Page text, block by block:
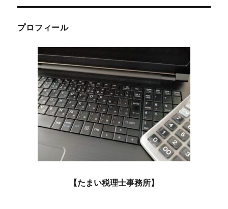
プロフィール
【たまい税理士事務所】